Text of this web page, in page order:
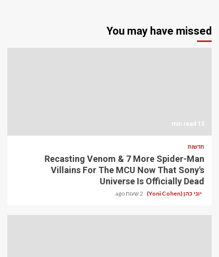
You may have missed
13 min read
חדשות
Recasting Venom & 7 More Spider-Man
Villains For The MCU Now That Sony's
Universe Is Officially Dead
יוני כהן (Yoni Cohen) 2 שעות ago